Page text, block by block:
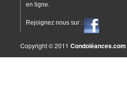
en ligne.
Rejoignez nous sur :
Copyright © 2011 Condoléances.com